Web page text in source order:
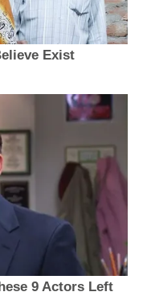
Exist
9 Actors Left